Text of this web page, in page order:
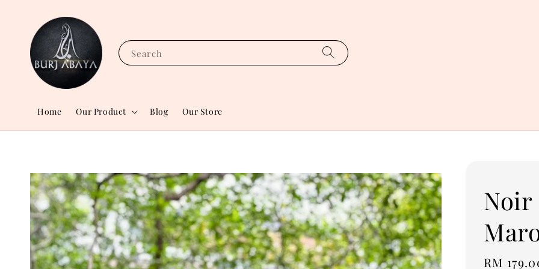
Search
Home Our Product Blog Our Store
Noir
Sale
RM